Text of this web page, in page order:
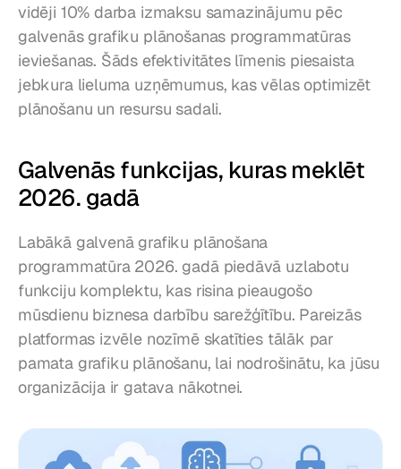
vidēji 10% darba izmaksu samazinājumu pēc
galvenās grafiku plānošanas programmatūras
ieviešanas. Šāds efektivitātes līmenis piesaista
jebkura lieluma uzņēmumus, kas vēlas optimizēt
plānošanu un resursu sadali.
Galvenās funkcijas, kuras meklēt
2026. gadā
Labākā galvenā grafiku plānošana
programmatūra 2026. gadā piedāvā uzlabotu
funkciju komplektu, kas risina pieaugošo
mūsdienu biznesa darbību sarežģītību. Pareizās
platformas izvēle nozīmē skatīties tālāk par
pamata grafiku plānošanu, lai nodrošinātu, ka jūsu
organizācija ir gatava nākotnei.